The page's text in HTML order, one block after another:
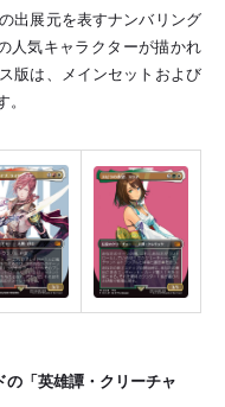
出展元を表すナンバリング
人気キャラクターが描かれ
版は、メインセットおよび
「英雄譚・クリーチャ